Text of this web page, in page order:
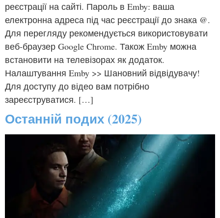
реєстрації на сайті. Пароль в Emby: ваша
електронна адреса під час реєстрації до знака @.
Для перегляду рекомендується використовувати
веб-браузер Google Chrome. Також Emby можна
встановити на телевізорах як додаток.
Налаштування Emby >> Шановний відвідувачу!
Для доступу до відео вам потрібно
зареєструватися. […]
Останній подих (2025)